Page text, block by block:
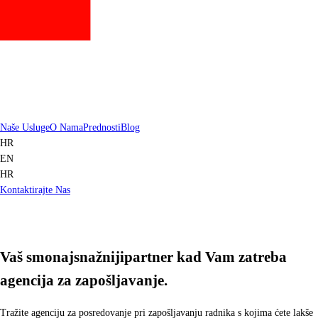
Naše UslugeO NamaPrednostiBlog
HR
EN
HR
Kontaktirajte Nas
Vaš smonajsnažnijipartner kad Vam zatreba
agencija za zapošljavanje.
Tražite agenciju za posredovanje pri zapošljavanju radnika s kojima ćete lakše